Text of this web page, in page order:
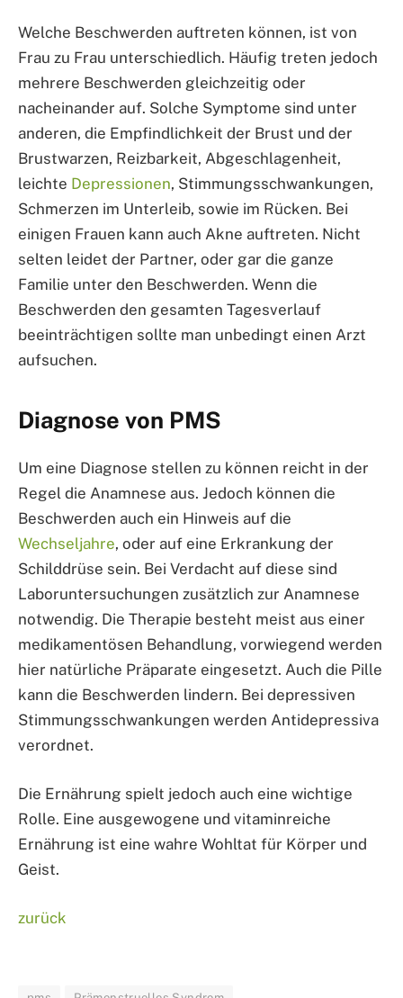
Welche Beschwerden auftreten können, ist von
Frau zu Frau unterschiedlich. Häufig treten jedoch
mehrere Beschwerden gleichzeitig oder
nacheinander auf. Solche Symptome sind unter
anderen, die Empfindlichkeit der Brust und der
Brustwarzen, Reizbarkeit, Abgeschlagenheit,
leichte Depressionen, Stimmungsschwankungen,
Schmerzen im Unterleib, sowie im Rücken. Bei
einigen Frauen kann auch Akne auftreten. Nicht
selten leidet der Partner, oder gar die ganze
Familie unter den Beschwerden. Wenn die
Beschwerden den gesamten Tagesverlauf
beeinträchtigen sollte man unbedingt einen Arzt
aufsuchen.
Diagnose von PMS
Um eine Diagnose stellen zu können reicht in der
Regel die Anamnese aus. Jedoch können die
Beschwerden auch ein Hinweis auf die
Wechseljahre, oder auf eine Erkrankung der
Schilddrüse sein. Bei Verdacht auf diese sind
Laboruntersuchungen zusätzlich zur Anamnese
notwendig. Die Therapie besteht meist aus einer
medikamentösen Behandlung, vorwiegend werden
hier natürliche Präparate eingesetzt. Auch die Pille
kann die Beschwerden lindern. Bei depressiven
Stimmungsschwankungen werden Antidepressiva
verordnet.
Die Ernährung spielt jedoch auch eine wichtige
Rolle. Eine ausgewogene und vitaminreiche
Ernährung ist eine wahre Wohltat für Körper und
Geist.
zurück